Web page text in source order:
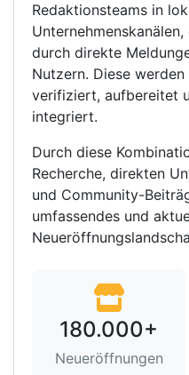
Redaktionsteams in
durch direkte
Nutzern. Diese
verifiziert, aufbereitet
integriert.
Durch diese
Recherche, direkten
und Community-
umfassendes und
180.000+
Neueröffnungen